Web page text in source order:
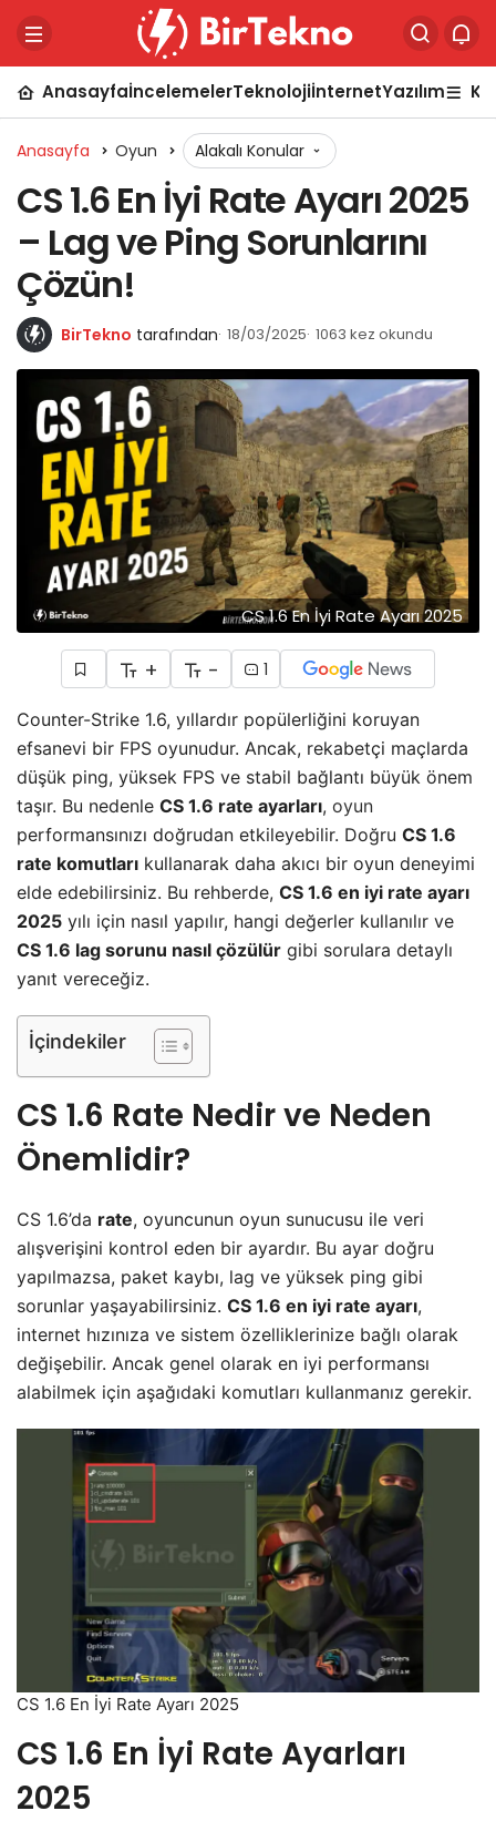
AnasayfaİncelemelerTeknolojiİnternetYazılım
Anasayfa Oyun Alakalı Konular
CS 1.6 En İyi Rate Ayarı 2025
– Lag ve Ping Sorunlarını
Çözün!
BirTekno tarafından 18/03/2025 1063 kez okundu
CS 1.6 En İyi Rate Ayarı 2025
+ - 1
Counter-Strike 1.6, yıllardır popülerliğini koruyan
efsanevi bir FPS oyunudur. Ancak, rekabetçi maçlarda
düşük ping, yüksek FPS ve stabil bağlantı büyük önem
taşır. Bu nedenle CS 1.6 rate ayarları, oyun
performansınızı doğrudan etkileyebilir. Doğru CS 1.6
rate komutları kullanarak daha akıcı bir oyun deneyimi
elde edebilirsiniz. Bu rehberde, CS 1.6 en iyi rate ayarı
2025 yılı için nasıl yapılır, hangi değerler kullanılır ve
CS 1.6 lag sorunu nasıl çözülür gibi sorulara detaylı
yanıt vereceğiz.
İçindekiler
CS 1.6 Rate Nedir ve Neden
Önemlidir?
CS 1.6’da rate, oyuncunun oyun sunucusu ile veri
alışverişini kontrol eden bir ayardır. Bu ayar doğru
yapılmazsa, paket kaybı, lag ve yüksek ping gibi
sorunlar yaşayabilirsiniz. CS 1.6 en iyi rate ayarı,
internet hızınıza ve sistem özelliklerinize bağlı olarak
değişebilir. Ancak genel olarak en iyi performansı
alabilmek için aşağıdaki komutları kullanmanız gerekir.
CS 1.6 En İyi Rate Ayarı 2025
CS 1.6 En İyi Rate Ayarları
2025